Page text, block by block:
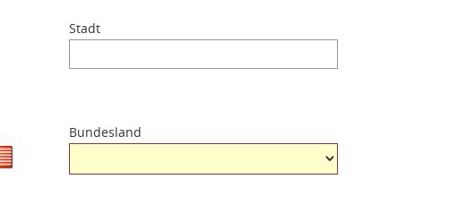
Stadt
Bundesland